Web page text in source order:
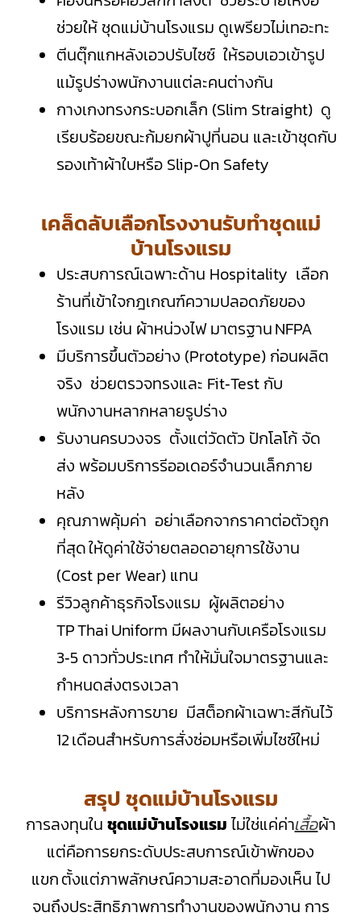
ช่วยให้ ชุดแม่บ้านโรงแรม ดูเพรียวไม่เทอะทะ
ตีนตุ๊กแกหลังเอวปรับไซซ์ ให้รอบเอวเข้ารูป
แม้รูปร่างพนักงานแต่ละคนต่างกัน
กางเกงทรงกระบอกเล็ก (Slim Straight) ดู
เรียบร้อยขณะก้มยกผ้าปูที่นอน และเข้าชุดกับ
รองเท้าผ้าใบหรือ Slip‑On Safety
เคล็ดลับเลือกโรงงานรับทำชุดแม่
บ้านโรงแรม
ประสบการณ์เฉพาะด้าน Hospitality เลือก
ร้านที่เข้าใจกฎเกณฑ์ความปลอดภัยของ
โรงแรม เช่น ผ้าหน่วงไฟ มาตรฐาน NFPA
มีบริการขึ้นตัวอย่าง (Prototype) ก่อนผลิต
จริง ช่วยตรวจทรงและ Fit‑Test กับ
พนักงานหลากหลายรูปร่าง
รับงานครบวงจร ตั้งแต่วัดตัว ปักโลโก้ จัด
ส่ง พร้อมบริการรีออเดอร์จำนวนเล็กภาย
หลัง
คุณภาพคุ้มค่า อย่าเลือกจากราคาต่อตัวถูก
ที่สุด ให้ดูค่าใช้จ่ายตลอดอายุการใช้งาน
(Cost per Wear) แทน
รีวิวลูกค้าธุรกิจโรงแรม ผู้ผลิตอย่าง
TP Thai Uniform มีผลงานกับเครือโรงแรม
3‑5 ดาวทั่วประเทศ ทำให้มั่นใจมาตรฐานและ
กำหนดส่งตรงเวลา
บริการหลังการขาย มีสต็อกผ้าเฉพาะสีกันไว้
12 เดือนสำหรับการสั่งซ่อมหรือเพิ่มไซซ์ใหม่
สรุป ชุดแม่บ้านโรงแรม
การลงทุนใน ชุดแม่บ้านโรงแรมไม่ใช่แค่ค่าเสื้อผ้า
แต่คือการยกระดับประสบการณ์เข้าพักของ
แขก ตั้งแต่ภาพลักษณ์ความสะอาดที่มองเห็น ไป
จนถึงประสิทธิภาพการทำงานของพนักงาน การ